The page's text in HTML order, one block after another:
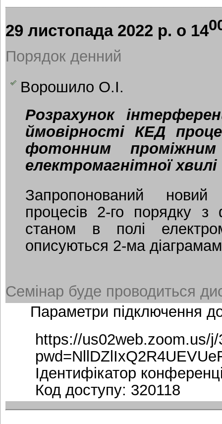
29 листопада 2022 р. о 14
Порядок денний
Ворошило О.І.
Розрахунок
ймовірності КЕД
фотонним
електромагнітної хвилі
Запропонований новий
процесів 2-го порядку
станом в полі
описуються 2-ма
Семінар буде проводиться
Параметри підключення
https://us02web.zoom.us/
Ідентифікатор
Код доступу: 320118